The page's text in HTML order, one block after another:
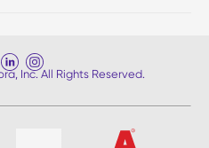
Inc. All Rights Reserved.